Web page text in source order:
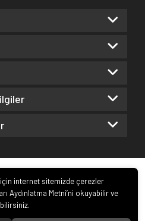
internet sitemizde çerezler
Aydınlatma Metni’ni okuyabilir ve